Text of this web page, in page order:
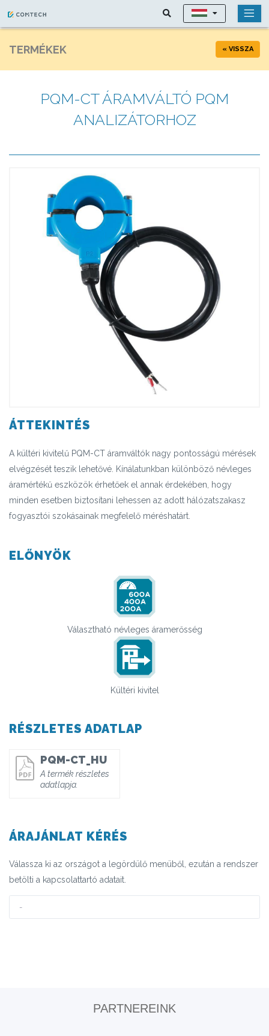
TERMÉKEK « VISSZA
PQM-CT ÁRAMVÁLTÓ PQM
ANALIZÁTORHOZ
ÁTTEKINTÉS
A kültéri kivitelű PQM-CT áramváltók nagy pontosságú mérések
elvégzését teszik lehetővé. Kínálatunkban különböző névleges
áramértékű eszközök érhetőek el annak érdekében, hogy
minden esetben biztosítani lehessen az adott hálózatszakasz
fogyasztói szokásainak megfelelő méréshatárt.
ELŐNYÖK
Választható névleges áramerősség
Kültéri kivitel
RÉSZLETES ADATLAP
PQM-CT_HU
A termék részletes
adatlapja.
ÁRAJÁNLAT KÉRÉS
Válassza ki az országot a legördülő menüből, ezután a rendszer
betölti a kapcsolattartó adatait.
PARTNEREINK